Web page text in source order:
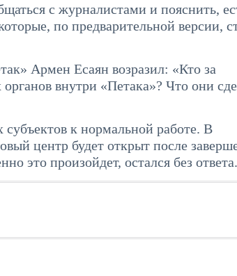
с журналистами и пояснить,
по предварительной версии,
Армен Есаян возразил: «Кто за
внутри «Петака»? Что они
к нормальной работе. В
центр будет открыт после
это произойдет, остался без ответа.